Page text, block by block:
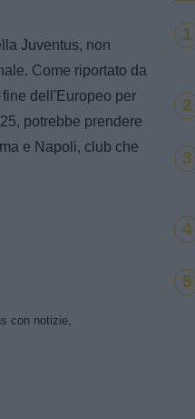
Juventus, non
Come riportato da
dell'Europeo per
potrebbe prendere
e Napoli, club che
con notizie,
1
2
3
4
5